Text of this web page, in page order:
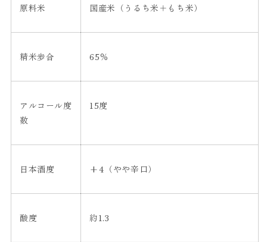
原料米 国産米（うるち米＋もち米）
精米歩合 65％
アルコール度
数
15度
日本酒度 +4 （やや辛口）
酸度 約1.3